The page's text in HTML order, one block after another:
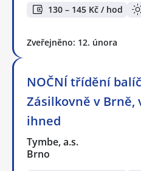
130 – 145 Kč / hod
Zveřejněno: 12. února
NOČNÍ třídění
Zásilkovně v Brně,
ihned
Tymbe, a.s.
Brno